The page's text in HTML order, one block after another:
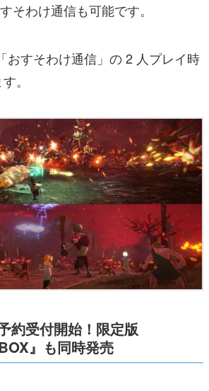
そわけ通信も可能です。
おすそわけ通信」の 2 人プレイ時
。
約受付開始！限定版
』も同時発売